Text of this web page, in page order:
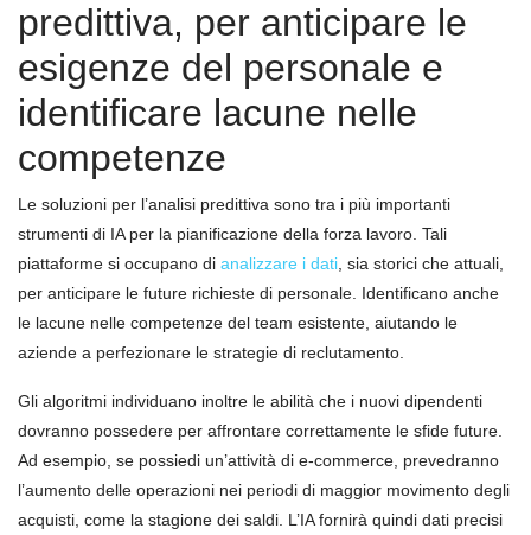
predittiva, per anticipare le
esigenze del personale e
identificare lacune nelle
competenze
Le soluzioni per l’analisi predittiva sono tra i più importanti
strumenti di IA per la pianificazione della forza lavoro. Tali
piattaforme si occupano di analizzare i dati , sia storici che attuali,
per anticipare le future richieste di personale. Identificano anche
le lacune nelle competenze del team esistente, aiutando le
aziende a perfezionare le strategie di reclutamento.
Gli algoritmi individuano inoltre le abilità che i nuovi dipendenti
dovranno possedere per affrontare correttamente le sfide future.
Ad esempio, se possiedi un’attività di e-commerce, prevedranno
l’aumento delle operazioni nei periodi di maggior movimento degli
acquisti, come la stagione dei saldi. L’IA fornirà quindi dati precisi